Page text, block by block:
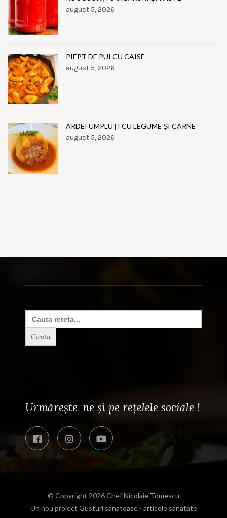
august 5, 2026
PIEPT DE PUI CU CAISE
august 5, 2026
ARDEI UMPLUȚI CU LEGUME ȘI CARNE
august 5, 2026
Search
for:
Urmărește-ne și pe rețelele sociale !
© Copyright 2026Chef Nicolaie Tomescu
Un nou proiect Gusturi sanatoase - articole sanatate